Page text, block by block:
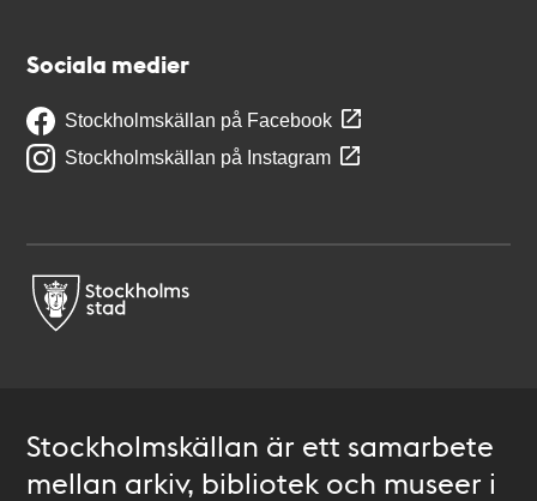
Sociala medier
Stockholmskällan på Facebook
Stockholmskällan på Instagram
Stockholmskällan är ett samarbete
mellan arkiv, bibliotek och museer i